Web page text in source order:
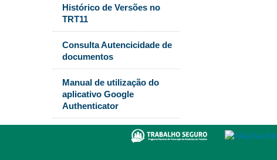
Histórico de Versões no
TRT11
Consulta Autencicidade de
documentos
Manual de utilização do
aplicativo Google
Authenticator